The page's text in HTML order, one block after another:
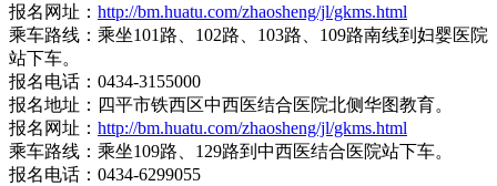
报名网址： http://bm.huatu.com/zhaosheng/jl/gkms.html
乘车路线：乘坐101路、102路、103路、109路南线到妇婴医院
站下车。
报名电话：0434-3155000
报名地址：四平市铁西区中西医结合医院北侧华图教育。
报名网址： http://bm.huatu.com/zhaosheng/jl/gkms.html
乘车路线：乘坐109路、129路到中西医结合医院站下车。
报名电话：0434-6299055